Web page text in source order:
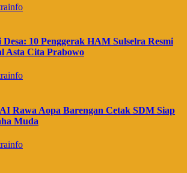
10 Penggerak HAM Sulselra Resmi
Asta Cita Prabowo
Rawa Aopa Barengan Cetak SDM Siap
Muda